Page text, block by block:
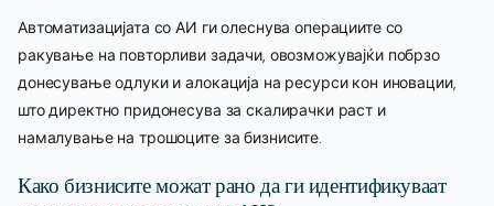
Автоматизацијата со АИ ги олеснува операциите со
ракување на повторливи задачи, овозможувајќи побрзо
донесување одлуки и алокација на ресурси кон иновации,
што директно придонесува за скалирачки раст и
намалување на трошоците за бизнисите.
Како бизнисите можат рано да ги идентификуваат